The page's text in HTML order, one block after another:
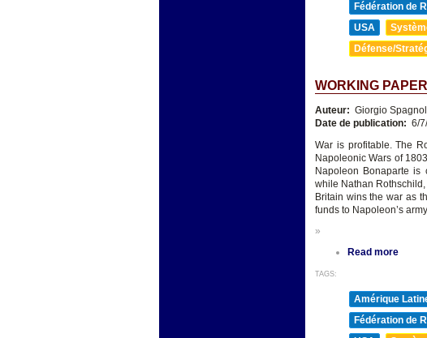
Fédération de
USA
Défense/
WORKING
Auteur: Giorgio Spagnol
Date de publication: 6/
War is profitable. The
Napoleonic Wars of
Napoleon Bonaparte is
while Nathan
Britain wins the war as
funds to Napoleon’s
»
Read more
TAGS:
Amérique
Fédération de